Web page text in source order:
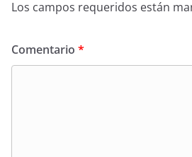
Los campos requeridos están
Comentario *